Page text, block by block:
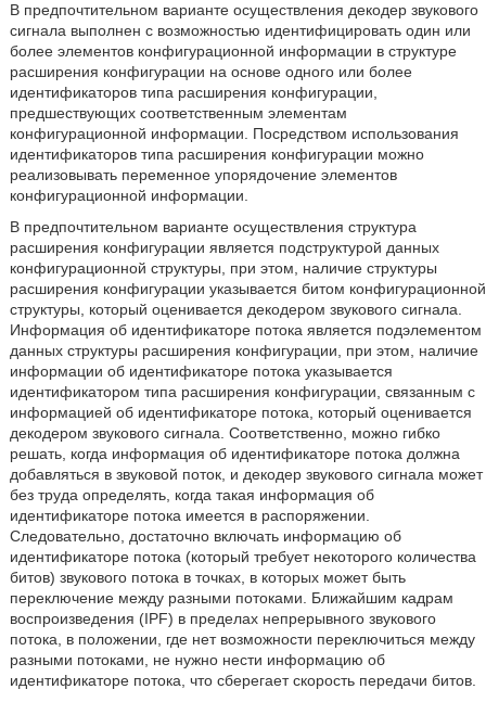
В предпочтительном варианте осуществления декодер звукового
сигнала выполнен с возможностью идентифицировать один или
более элементов конфигурационной информации в структуре
расширения конфигурации на основе одного или более
идентификаторов типа расширения конфигурации,
предшествующих соответственным элементам
конфигурационной информации. Посредством использования
идентификаторов типа расширения конфигурации можно
реализовывать переменное упорядочение элементов
конфигурационной информации.
В предпочтительном варианте осуществления структура
расширения конфигурации является подструктурой данных
конфигурационной структуры, при этом, наличие структуры
расширения конфигурации указывается битом конфигурационной
структуры, который оценивается декодером звукового сигнала.
Информация об идентификаторе потока является подэлементом
данных структуры расширения конфигурации, при этом, наличие
информации об идентификаторе потока указывается
идентификатором типа расширения конфигурации, связанным с
информацией об идентификаторе потока, который оценивается
декодером звукового сигнала. Соответственно, можно гибко
решать, когда информация об идентификаторе потока должна
добавляться в звуковой поток, и декодер звукового сигнала может
без труда определять, когда такая информация об
идентификаторе потока имеется в распоряжении.
Следовательно, достаточно включать информацию об
идентификаторе потока (который требует некоторого количества
битов) звукового потока в точках, в которых может быть
переключение между разными потоками. Ближайшим кадрам
воспроизведения (IPF) в пределах непрерывного звукового
потока, в положении, где нет возможности переключиться между
разными потоками, не нужно нести информацию об
идентификаторе потока, что сберегает скорость передачи битов.